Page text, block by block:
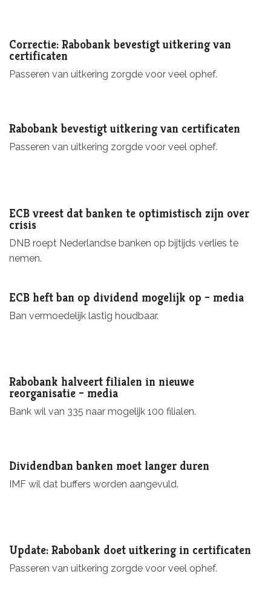
Correctie: Rabobank bevestigt uitkering van
certificaten
Passeren van uitkering zorgde voor veel ophef.
Rabobank bevestigt uitkering van certificaten
Passeren van uitkering zorgde voor veel ophef.
ECB vreest dat banken te optimistisch zijn over
crisis
DNB roept Nederlandse banken op bijtijds verlies te
nemen.
ECB heft ban op dividend mogelijk op – media
Ban vermoedelijk lastig houdbaar.
Rabobank halveert filialen in nieuwe
reorganisatie – media
Bank wil van 335 naar mogelijk 100 filialen.
Dividendban banken moet langer duren
IMF wil dat buffers worden aangevuld.
Update: Rabobank doet uitkering in certificaten
Passeren van uitkering zorgde voor veel ophef.